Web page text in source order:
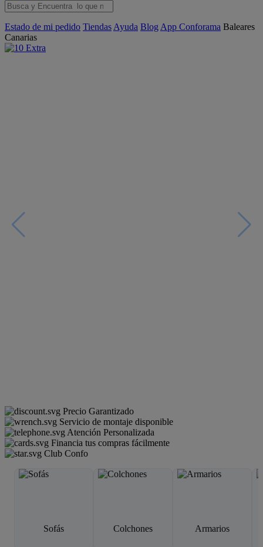
Estado de mi pedido Tiendas Ayuda Blog App Conforama Baleares
Canarias
Precio Garantizado
Servicio de montaje disponible
Atención Personalizada
Financia tus compras fácilmente
Club Confo
Sofás Colchones Armarios